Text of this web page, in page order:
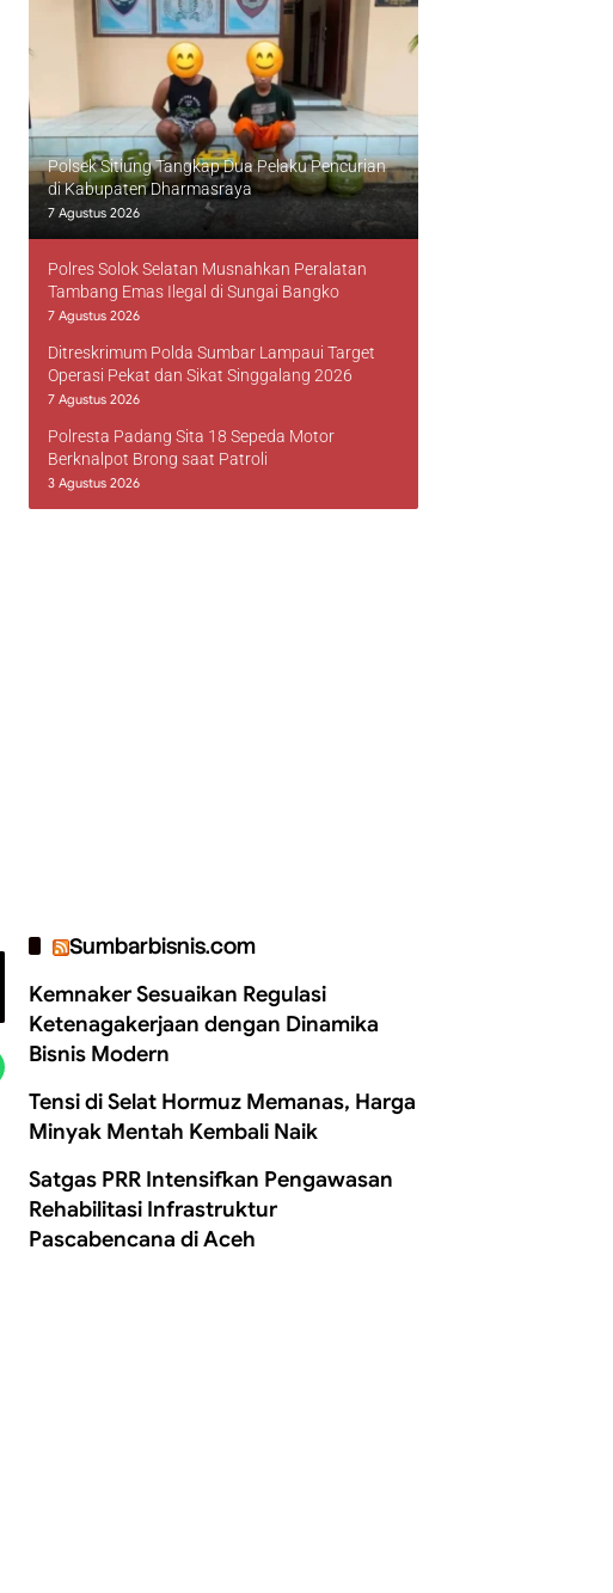
Polsek Sitiung Tangkap Dua Pelaku Pencurian
di Kabupaten Dharmasraya
7 Agustus 2026
Polres Solok Selatan Musnahkan Peralatan
Tambang Emas Ilegal di Sungai Bangko
7 Agustus 2026
Ditreskrimum Polda Sumbar Lampaui Target
Operasi Pekat dan Sikat Singgalang 2026
7 Agustus 2026
Polresta Padang Sita 18 Sepeda Motor
Berknalpot Brong saat Patroli
3 Agustus 2026
Sumbarbisnis.com
Kemnaker Sesuaikan Regulasi
Ketenagakerjaan dengan Dinamika
Bisnis Modern
Tensi di Selat Hormuz Memanas, Harga
Minyak Mentah Kembali Naik
Satgas PRR Intensifkan Pengawasan
Rehabilitasi Infrastruktur
Pascabencana di Aceh